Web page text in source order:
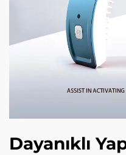
Dayanıklı